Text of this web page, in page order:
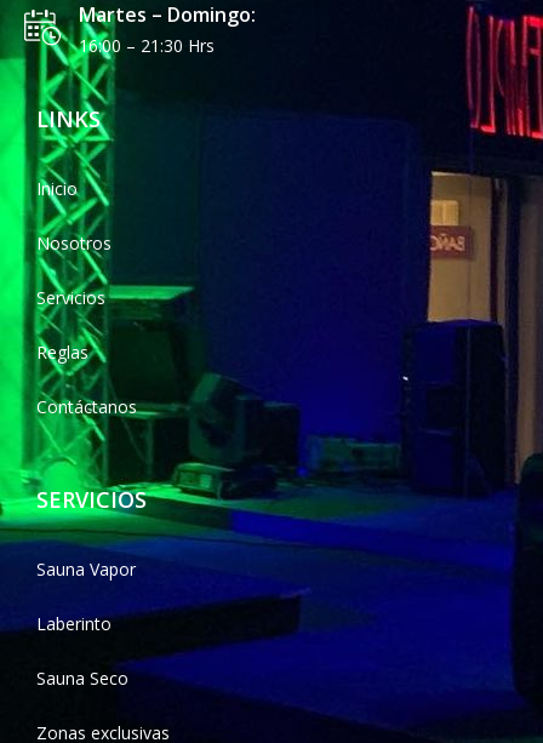
Martes – Domingo:
16:00 – 21:30 Hrs
LINKS
Inicio
Nosotros
Servicios
Reglas
Contáctanos
SERVICIOS
Sauna Vapor
Laberinto
Sauna Seco
Zonas exclusivas